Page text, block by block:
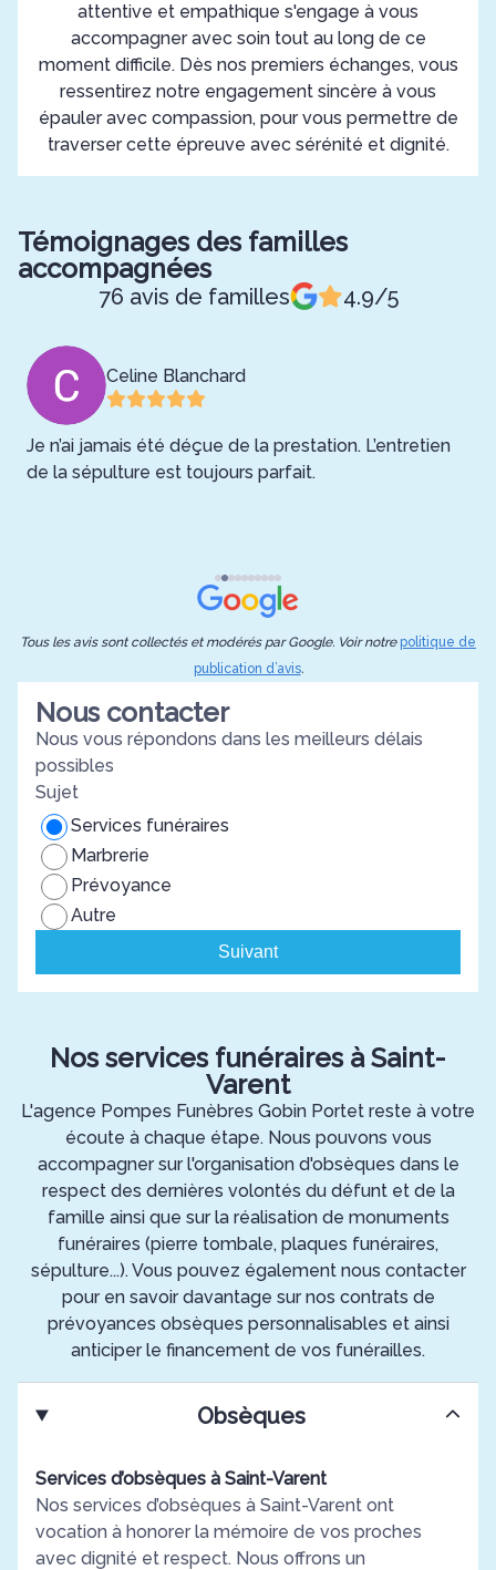
attentive et empathique s'engage à vous
accompagner avec soin tout au long de ce
moment difficile. Dès nos premiers échanges, vous
ressentirez notre engagement sincère à vous
épauler avec compassion, pour vous permettre de
traverser cette épreuve avec sérénité et dignité.
Témoignages des familles
accompagnées
76 avis de familles 4.9/5
Celine Blanchard
Je n’ai jamais été déçue de la prestation. L’entretien
de la sépulture est toujours parfait.
Tous les avis sont collectés et modérés par Google. Voir notre politique de
publication d’avis.
Nous contacter
Nous vous répondons dans les meilleurs délais
possibles
Sujet
Services funéraires
Marbrerie
Prévoyance
Autre
Suivant
Nos services funéraires à Saint-
Varent
L'agence Pompes Funèbres Gobin Portet reste à votre
écoute à chaque étape. Nous pouvons vous
accompagner sur l'organisation d'obsèques dans le
respect des dernières volontés du défunt et de la
famille ainsi que sur la réalisation de monuments
funéraires (pierre tombale, plaques funéraires,
sépulture...). Vous pouvez également nous contacter
pour en savoir davantage sur nos contrats de
prévoyances obsèques personnalisables et ainsi
anticiper le financement de vos funérailles.
Obsèques
Services d’obsèques à Saint-Varent
Nos services d’obsèques à Saint-Varent ont
vocation à honorer la mémoire de vos proches
avec dignité et respect. Nous offrons un